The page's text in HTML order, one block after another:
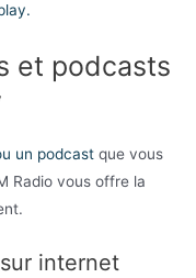
et podcasts
un podcast que vous
Radio vous offre la
internet